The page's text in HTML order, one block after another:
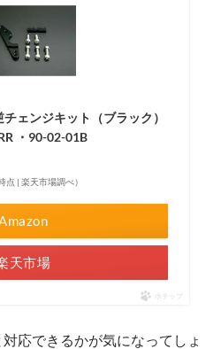
ェンジキット（ブラック）
・90-02-01B
| 楽天市場調べ）
Amazon
天市場
ポチップ
応できるかが気になってしょ